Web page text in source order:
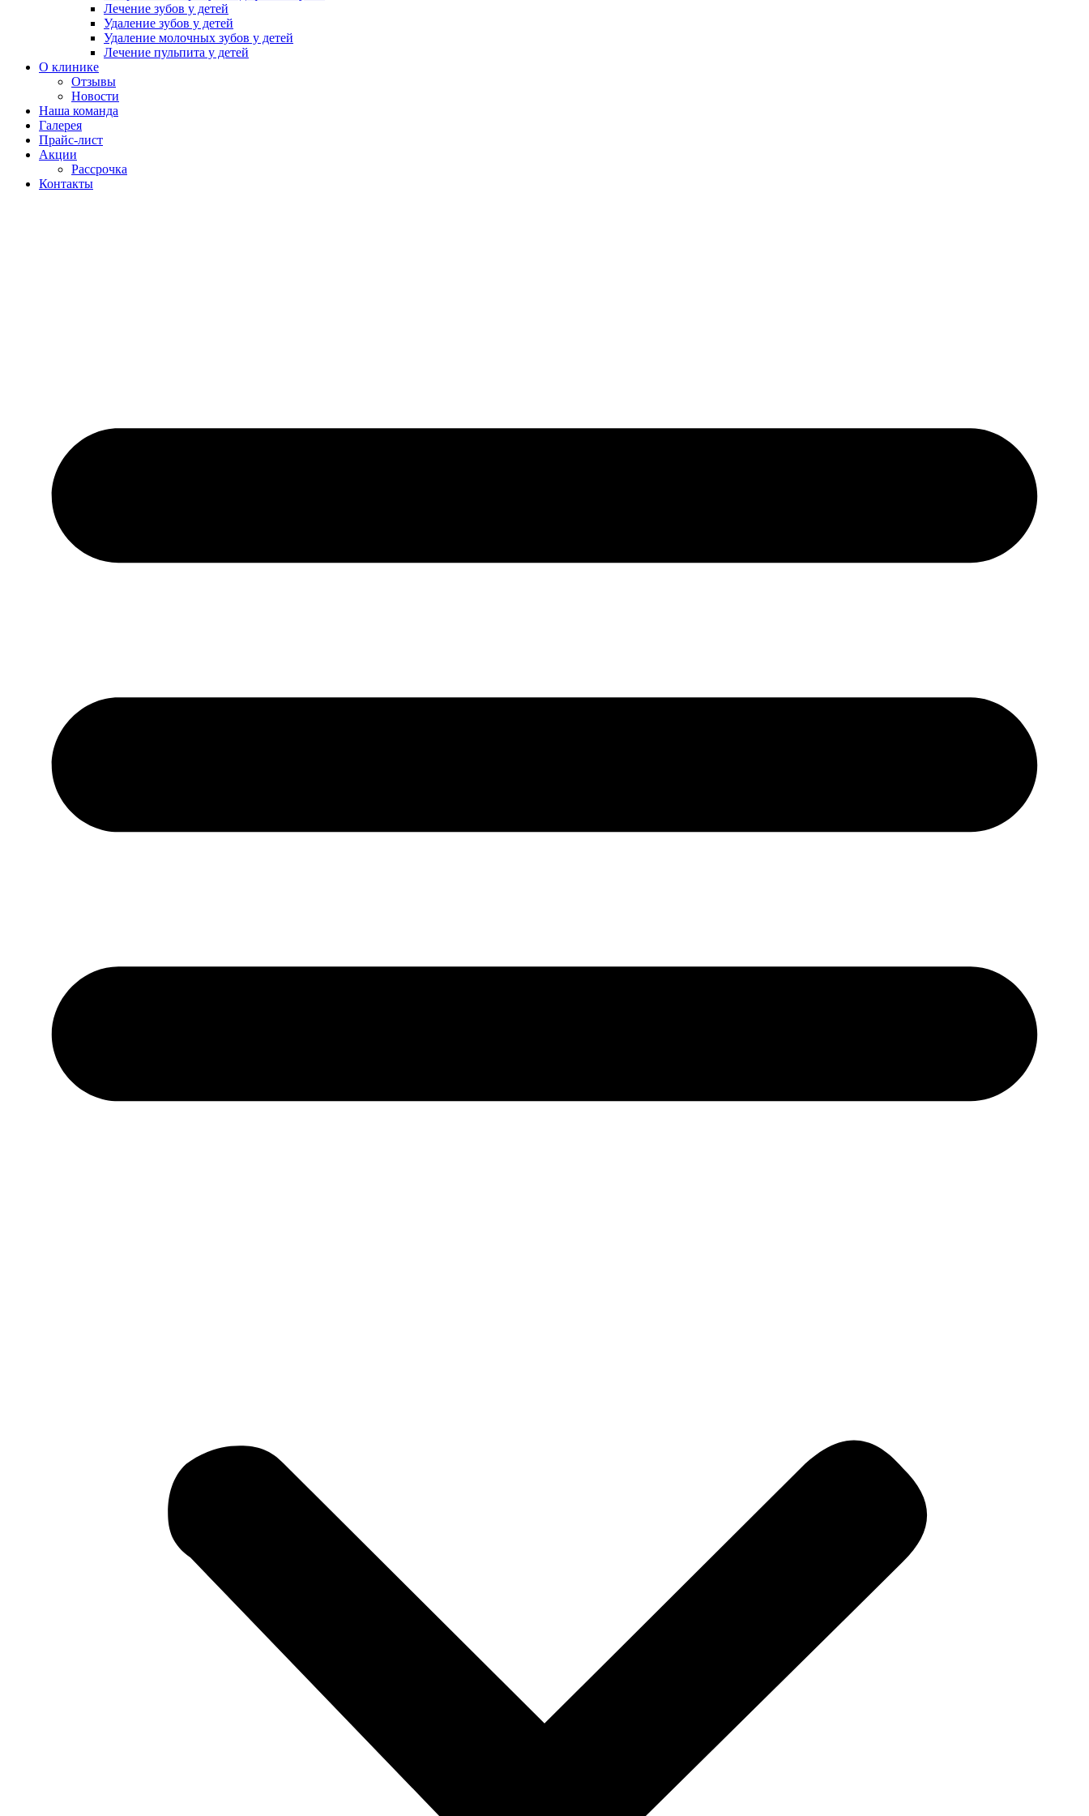
Лечение зубов у детей
Удаление зубов у детей
Удаление молочных зубов у детей
Лечение пульпита у детей
О клинике
Отзывы
Новости
Наша команда
Галерея
Прайс-лист
Акции
Рассрочка
Контакты